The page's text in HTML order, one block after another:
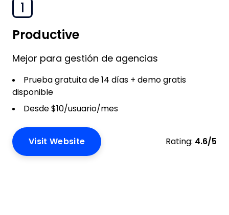
1
Productive
Mejor para gestión de agencias
Prueba gratuita de 14 días + demo gratis
disponible
Desde $10/usuario/mes
Visit Website Rating: 4.6/5